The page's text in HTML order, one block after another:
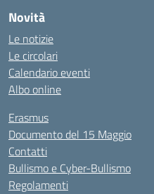
Novità
Le notizie
Le circolari
Calendario eventi
Albo online
Erasmus
Documento del 15 Maggio
Contatti
Bullismo e Cyber-Bullismo
Regolamenti